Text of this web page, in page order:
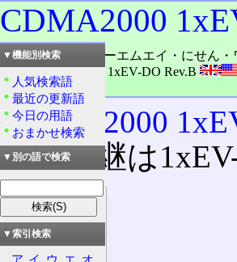
CDMA2000
読み：スィーディーエムエイ・にせん
外語：CDMA2000 1xEV-DO Rev.B
品詞：名詞
CDMA2000
で、後継は1xEV-
目次
概要
特徴
▼機能別検索
人気検索語
最近の更新語
今日の用語
おまかせ検索
▼別の語で検索
▼索引検索
ア イ ウ エ オ